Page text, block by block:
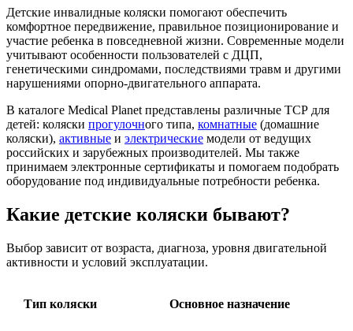
Детские инвалидные коляски помогают обеспечить
комфортное передвижение, правильное позиционирование и
участие ребенка в повседневной жизни. Современные модели
учитывают особенности пользователей с ДЦП,
генетическими синдромами, последствиями травм и другими
нарушениями опорно-двигательного аппарата.
В каталоге Medical Planet представлены различные ТСР для
детей: коляски прогулочного типа, комнатные (домашние
коляски), активные и электрические модели от ведущих
российских и зарубежных производителей. Мы также
принимаем электронные сертификаты и помогаем подобрать
оборудование под индивидуальные потребности ребенка.
Какие детские коляски бывают?
Выбор зависит от возраста, диагноза, уровня двигательной
активности и условий эксплуатации.
Тип коляски Основное назначение